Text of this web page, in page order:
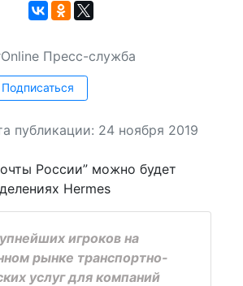
Пресс-служба
Подписаться
публикации: 24 ноября 2019
игроков на
рынке транспортно-
услуг для компаний